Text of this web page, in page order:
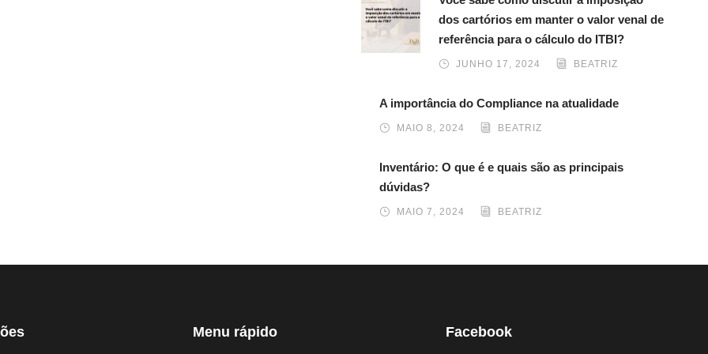
dos cartórios em manter o valor venal de
referência para o cálculo do ITBI?
JUNHO 17, 2024 BEATRIZ
A importância do Compliance na atualidade
MAIO 8, 2024 BEATRIZ
Inventário: O que é e quais são as principais
dúvidas?
MAIO 7, 2024 BEATRIZ
Menu rápido Facebook